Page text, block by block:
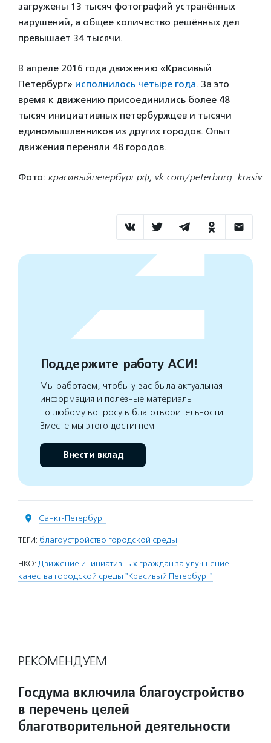
загружены 13 тысяч фотографий устранённых
нарушений, а общее количество решённых дел
превышает 34 тысячи.
В апреле 2016 года движению «Красивый
Петербург» исполнилось четыре года. За это
время к движению присоединились более 48
тысяч инициативных петербуржцев и тысячи
единомышленников из других городов. Опыт
движения переняли 48 городов.
Фото: красивыйпетербург.рф, vk.com/peterburg_krasiv
Поддержите работу АСИ!
Мы работаем, чтобы у вас была актуальная
информация и полезные материалы
по любому вопросу в благотворительности.
Вместе мы этого достигнем
Внести вклад
Санкт-Петербург
ТЕГИ: благоустройство городской среды
НКО: Движение инициативных граждан за улучшение
качества городской среды "Красивый Петербург"
РЕКОМЕНДУЕМ
Госдума включила благоустройство
в перечень целей
благотворительной деятельности